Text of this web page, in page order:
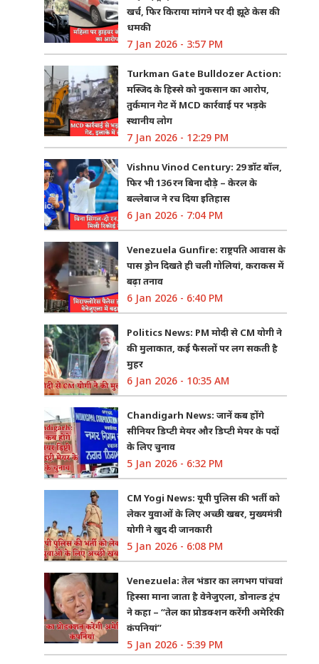
खर्च, फिर किराया मांगने पर दी झूठे केस की
धमकी
7 Jan 2026 - 3:57 PM
Turkman Gate Bulldozer Action:
मस्जिद के हिस्से को नुकसान का आरोप,
तुर्कमान गेट में MCD कार्रवाई पर भड़के
स्थानीय लोग
7 Jan 2026 - 12:29 PM
Vishnu Vinod Century: 29 डॉट बॉल,
फिर भी 136 रन बिना दौड़े – केरल के
बल्लेबाज ने रच दिया इतिहास
6 Jan 2026 - 7:04 PM
Venezuela Gunfire: राष्ट्रपति आवास के
पास ड्रोन दिखते ही चली गोलियां, कराकस में
बढ़ा तनाव
6 Jan 2026 - 6:40 PM
Politics News: PM मोदी से CM योगी ने
की मुलाकात, कई फैसलों पर लग सकती है
मुहर
6 Jan 2026 - 10:35 AM
Chandigarh News: जानें कब होंगे
सीनियर डिप्टी मेयर और डिप्टी मेयर के पदों
के लिए चुनाव
5 Jan 2026 - 6:32 PM
CM Yogi News: यूपी पुलिस की भर्ती को
लेकर युवाओं के लिए अच्छी खबर, मुख्यमंत्री
योगी ने खुद दी जानकारी
5 Jan 2026 - 6:08 PM
Venezuela: तेल भंडार का लगभग पांचवां
हिस्सा माना जाता है वेनेजुएला, डोनाल्ड ट्रंप
ने कहा – “तेल का प्रोडक्शन करेंगी अमेरिकी
कंपनियां”
5 Jan 2026 - 5:39 PM